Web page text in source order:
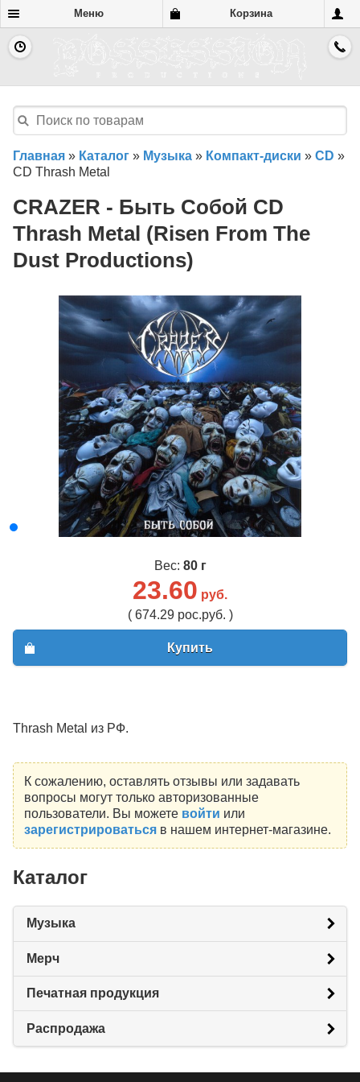
Меню Корзина
Главная » Каталог » Музыка » Компакт-диски » CD »
CD Thrash Metal
CRAZER - Быть Собой CD
Thrash Metal (Risen From The
Dust Productions)
Вес: 80 г
23.60 руб.
( 674.29 рос.руб. )
Купить
Thrash Metal из РФ.
К сожалению, оставлять отзывы или задавать
вопросы могут только авторизованные
пользователи. Вы можете войти или
зарегистрироватьсяв нашем интернет-магазине.
Каталог
Музыка
Мерч
Печатная продукция
Распродажа